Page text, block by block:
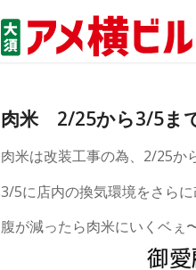
肉米 2/25から3/5ま
肉米は改装工事の為、2/25か
3/5に店内の換気環境をさらに
腹が減ったら肉米にいくベぇ